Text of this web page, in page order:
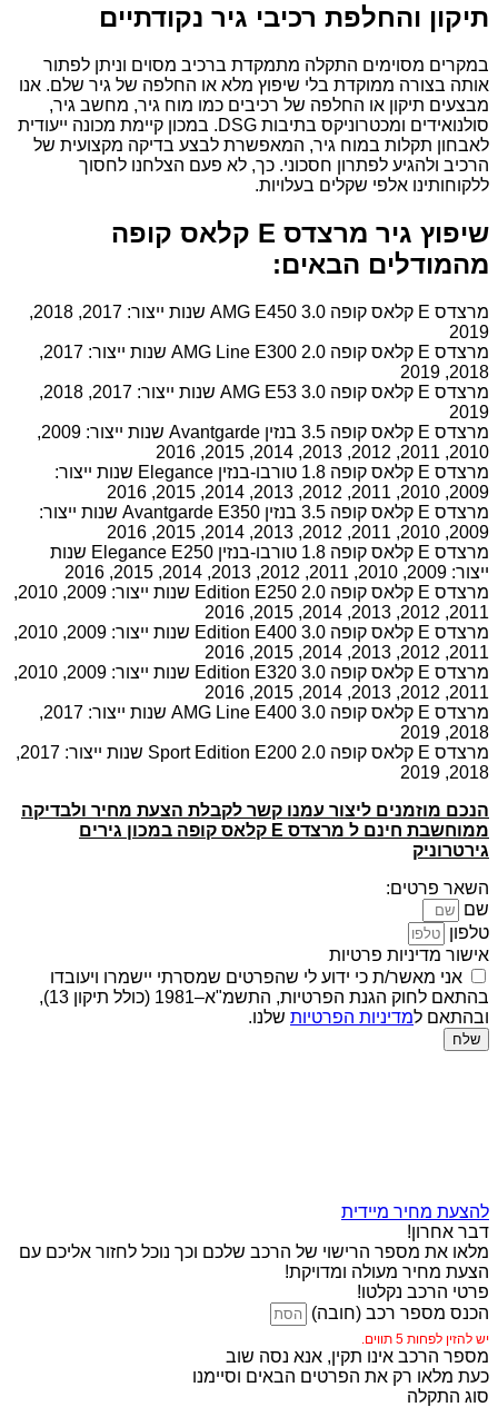
תיקון והחלפת רכיבי גיר נקודתיים
במקרים מסוימים התקלה מתמקדת ברכיב מסוים וניתן לפתור
אותה בצורה ממוקדת בלי שיפוץ מלא או החלפה של גיר שלם. אנו
מבצעים תיקון או החלפה של רכיבים כמו מוח גיר, מחשב גיר,
סולנואידים ומכטרוניקס בתיבות DSG. במכון קיימת מכונה ייעודית
לאבחון תקלות במוח גיר, המאפשרת לבצע בדיקה מקצועית של
הרכיב ולהגיע לפתרון חסכוני. כך, לא פעם הצלחנו לחסוך
ללקוחותינו אלפי שקלים בעלויות.
שיפוץ גיר מרצדס E קלאס קופה
מהמודלים הבאים:
מרצדס E קלאס קופה 3.0 AMG E450 שנות ייצור: 2017, 2018,
2019
מרצדס E קלאס קופה 2.0 AMG Line E300 שנות ייצור: 2017,
2018, 2019
מרצדס E קלאס קופה 3.0 AMG E53 שנות ייצור: 2017, 2018,
2019
מרצדס E קלאס קופה 3.5 בנזין Avantgarde שנות ייצור: 2009,
2010, 2011, 2012, 2013, 2014, 2015, 2016
מרצדס E קלאס קופה 1.8 טורבו-בנזין Elegance שנות ייצור:
2009, 2010, 2011, 2012, 2013, 2014, 2015, 2016
מרצדס E קלאס קופה 3.5 בנזין Avantgarde E350 שנות ייצור:
2009, 2010, 2011, 2012, 2013, 2014, 2015, 2016
מרצדס E קלאס קופה 1.8 טורבו-בנזין Elegance E250 שנות
ייצור: 2009, 2010, 2011, 2012, 2013, 2014, 2015, 2016
מרצדס E קלאס קופה 2.0 Edition E250 שנות ייצור: 2009, 2010,
2011, 2012, 2013, 2014, 2015, 2016
מרצדס E קלאס קופה 3.0 Edition E400 שנות ייצור: 2009, 2010,
2011, 2012, 2013, 2014, 2015, 2016
מרצדס E קלאס קופה 3.0 Edition E320 שנות ייצור: 2009, 2010,
2011, 2012, 2013, 2014, 2015, 2016
מרצדס E קלאס קופה 3.0 AMG Line E400 שנות ייצור: 2017,
2018, 2019
מרצדס E קלאס קופה 2.0 Sport Edition E200 שנות ייצור: 2017,
2018, 2019
הנכם מוזמנים ליצור עמנו קשר לקבלת הצעת מחיר ולבדיקה
ממוחשבת חינם ל מרצדס E קלאס קופה במכון גירים
גירטרוניק
השאר פרטים:
שם
טלפון
אישור מדיניות פרטיות
אני מאשר/ת כי ידוע לי שהפרטים שמסרתי יישמרו ויעובדו
בהתאם לחוק הגנת הפרטיות, התשמ"א–1981 (כולל תיקון 13),
ובהתאם למדיניות הפרטיות שלנו.
שלח
להצעת מחיר מיידית
דבר אחרון!
מלאו את מספר הרישוי של הרכב שלכם וכך נוכל לחזור אליכם עם
הצעת מחיר מעולה ומדויקת!
פרטי הרכב נקלטו!
הכנס מספר רכב (חובה)
יש להזין לפחות 5 תווים.
מספר הרכב אינו תקין, אנא נסה שוב
כעת מלאו רק את הפרטים הבאים וסיימנו
סוג התקלה